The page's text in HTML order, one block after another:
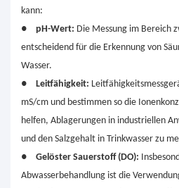
kann:
●
pH-Wert: Die Messung im Bereich
entscheidend für die Erkennung von
Wasser.
●
Leitfähigkeit:
mS/cm und bestimmen so die
helfen, Ablagerungen in industriellen
und den Salzgehalt in Trinkwasser zu
●
Gelöster Sauerstoff (DO):
Abwasserbehandlung ist die